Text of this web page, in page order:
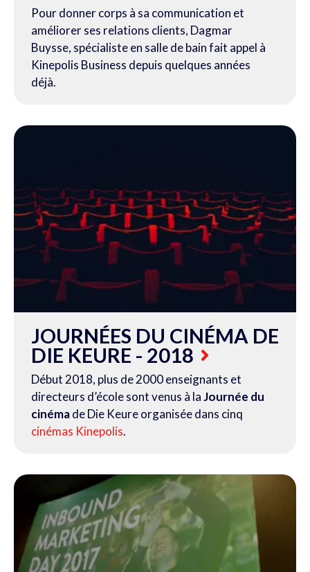
Pour donner corps à sa communication et
améliorer ses relations clients, Dagmar
Buysse, spécialiste en sallede bainfait appel à
Kinepolis Business depuis quelques années
déjà.
JOURNÉES DU CINÉMA DE
DIE KEURE - 2018
Début 2018, plus de 2000 enseignants et
directeurs d’école sont venus à laJournée du
cinémade Die Keure organisée dans cinq
cinémas Kinepolis.